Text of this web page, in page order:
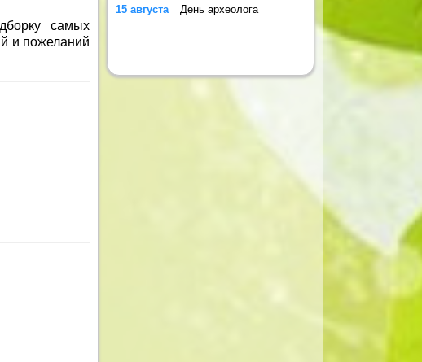
самых
и пожеланий
15 августа
День археолога